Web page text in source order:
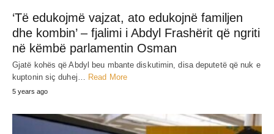
‘Të edukojmë vajzat, ato edukojnë familjen
dhe kombin’ – fjalimi i Abdyl Frashërit që ngriti
në këmbë parlamentin Osman
Gjatë kohës që Abdyl beu mbante diskutimin, disa deputetë që nuk e
kuptonin siç duhej…
Read More
5 years ago